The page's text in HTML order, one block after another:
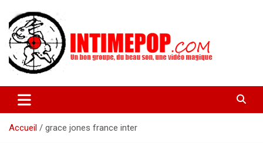
contenu
intimepop.com
actuelles pop rock, post-rock, indé sur Lyon. rock pop concert
lyon
Accueil
grace jones france inter